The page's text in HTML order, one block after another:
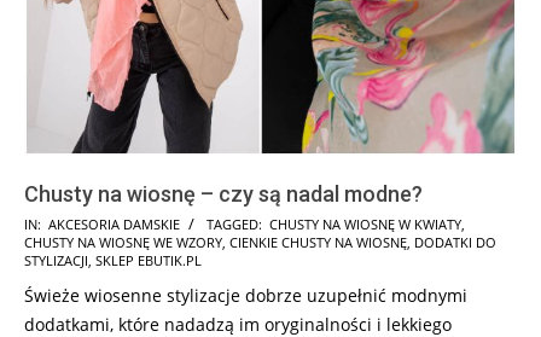
Chusty na wiosnę – czy są nadal modne?
2026-
02-
IN: AKCESORIA DAMSKIE TAGGED: CHUSTY NA WIOSNĘ W KWIATY,
CHUSTY NA WIOSNĘ WE WZORY, CIENKIE CHUSTY NA WIOSNĘ, DODATKI DO
STYLIZACJI, SKLEP EBUTIK.PL
Świeże wiosenne stylizacje dobrze uzupełnić modnymi
dodatkami, które nadadzą im oryginalności i lekkiego